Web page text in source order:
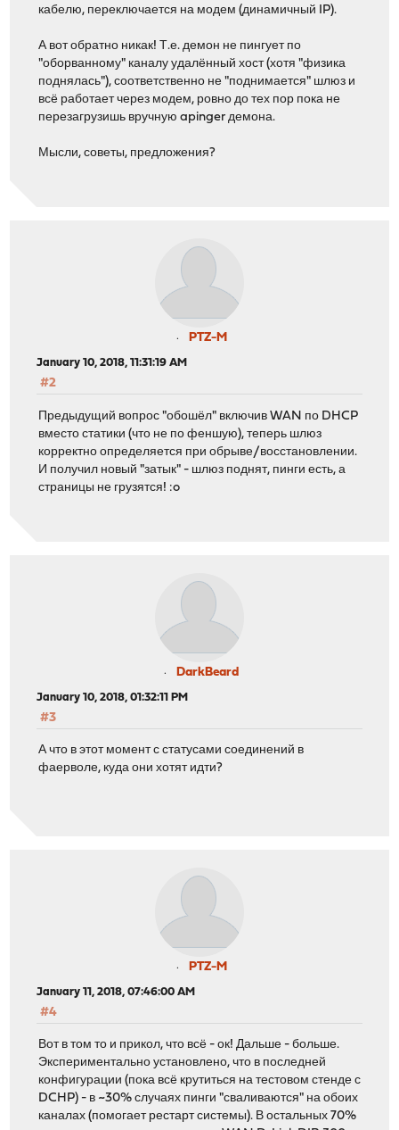
кабелю, переключается на модем (динамичный IP).
А вот обратно никак! Т.е. демон не пингует по
"оборванному" каналу удалённый хост (хотя "физика
поднялась"), соответственно не "поднимается" шлюз и
всё работает через модем, ровно до тех пор пока не
перезагрузишь вручную apinger демона.
Мысли, советы, предложения?
PTZ-M
January 10, 2018, 11:31:19 AM
#2
Предыдущий вопрос "обошёл" включив WAN по DHCP
вместо статики (что не по феншую), теперь шлюз
корректно определяется при обрыве/восстановлении.
И получил новый "затык" - шлюз поднят, пинги есть, а
страницы не грузятся! :o
DarkBeard
January 10, 2018, 01:32:11 PM
#3
А что в этот момент с статусами соединений в
фаерволе, куда они хотят идти?
PTZ-M
January 11, 2018, 07:46:00 AM
#4
Вот в том то и прикол, что всё - ок! Дальше - больше.
Экспериментально установлено, что в последней
конфигурации (пока всё крутиться на тестовом стенде с
DCHP) - в ~30% случаях пинги "сваливаются" на обоих
каналах (помогает рестарт системы). В остальных 70%